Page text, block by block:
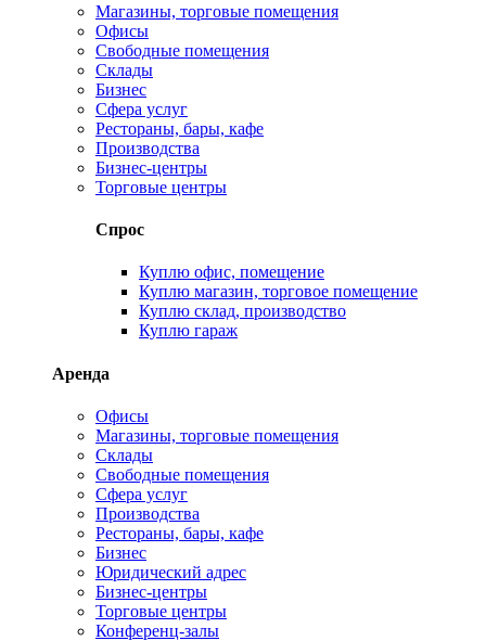
Магазины, торговые помещения
Офисы
Свободные помещения
Склады
Бизнес
Сфера услуг
Рестораны, бары, кафе
Производства
Бизнес-центры
Торговые центры
Спрос
Куплю офис, помещение
Куплю магазин, торговое помещение
Куплю склад, производство
Куплю гараж
Аренда
Офисы
Магазины, торговые помещения
Склады
Свободные помещения
Сфера услуг
Производства
Рестораны, бары, кафе
Бизнес
Юридический адрес
Бизнес-центры
Торговые центры
Конференц-залы